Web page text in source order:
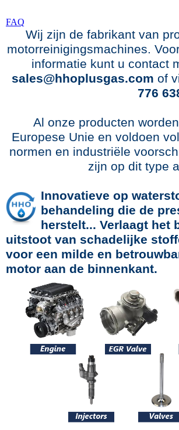
FAQ
Wij zijn de fabrikant van
motorreinigingsmachines.
informatie kunt u contact
sales@hhoplusgas.com of
776
Al onze producten
Europese Unie en voldoen
normen en industriële
zijn op dit type
Innovatieve op
behandeling die de
herstelt... Verlaagt het
uitstoot van schadelijke
voor een milde en
motor aan de binnenkant.